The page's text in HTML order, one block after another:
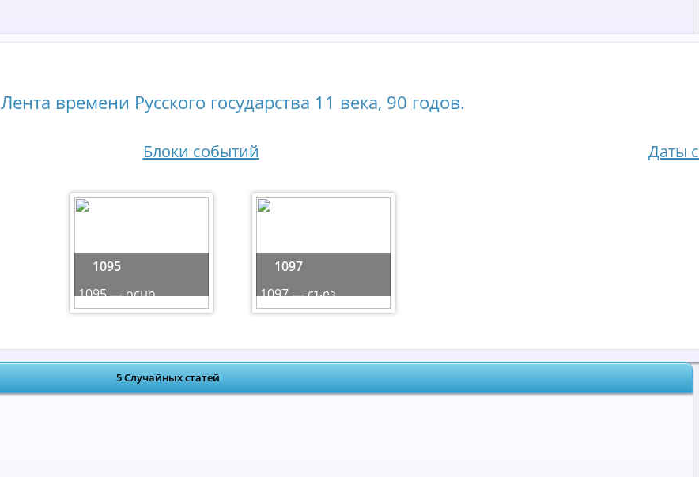
Лента времени Русского государства 11 века, 90 годов.
Блоки событий Даты
1095
1095 — осно ...
1097
1097 — съез ...
5 Случайных статей